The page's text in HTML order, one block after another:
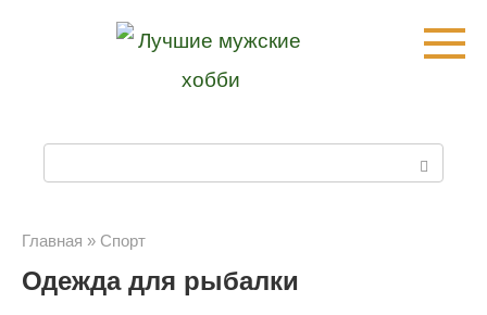
с
Главная » Спорт
Одежда для рыбалки